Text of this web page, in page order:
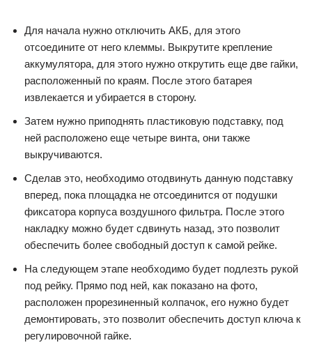
Для начала нужно отключить АКБ, для этого
отсоедините от него клеммы. Выкрутите крепление
аккумулятора, для этого нужно открутить еще две гайки,
расположенный по краям. После этого батарея
извлекается и убирается в сторону.
Затем нужно приподнять пластиковую подставку, под
ней расположено еще четыре винта, они также
выкручиваются.
Сделав это, необходимо отодвинуть данную подставку
вперед, пока площадка не отсоединится от подушки
фиксатора корпуса воздушного фильтра. После этого
накладку можно будет сдвинуть назад, это позволит
обеспечить более свободный доступ к самой рейке.
На следующем этапе необходимо будет подлезть рукой
под рейку. Прямо под ней, как показано на фото,
расположен прорезиненный колпачок, его нужно будет
демонтировать, это позволит обеспечить доступ ключа к
регулировочной гайке.